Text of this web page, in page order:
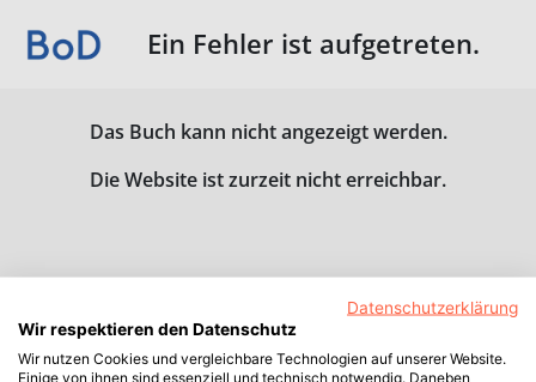
Ein Fehler ist aufgetreten.
Das Buch kann nicht angezeigt werden.
Die Website ist zurzeit nicht erreichbar.
Datenschutzerklärung
Wir respektieren den Datenschutz
Wir nutzen Cookies und vergleichbare Technologien auf unserer Website.
Einige von ihnen sind essenziell und technisch notwendig. Daneben